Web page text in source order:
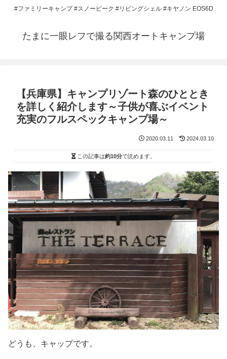
#ファミリーキャンプ #スノーピーク #リビングシェル #キヤノン EOS6D
たまに一眼レフで撮る関西オートキャンプ場
【兵庫県】キャンプリゾート森のひととき
を詳しく紹介します～子供が喜ぶイベント
充実のフルスペックキャンプ場～
2020.03.11 2024.03.10
この記事は約10分で読めます。
どうも、キャップです。